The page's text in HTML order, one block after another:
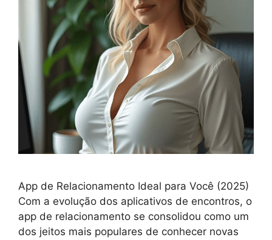
App de Relacionamento Ideal para Você (2025)
Com a evolução dos aplicativos de encontros, o
app de relacionamento se consolidou como um
dos jeitos mais populares de conhecer novas